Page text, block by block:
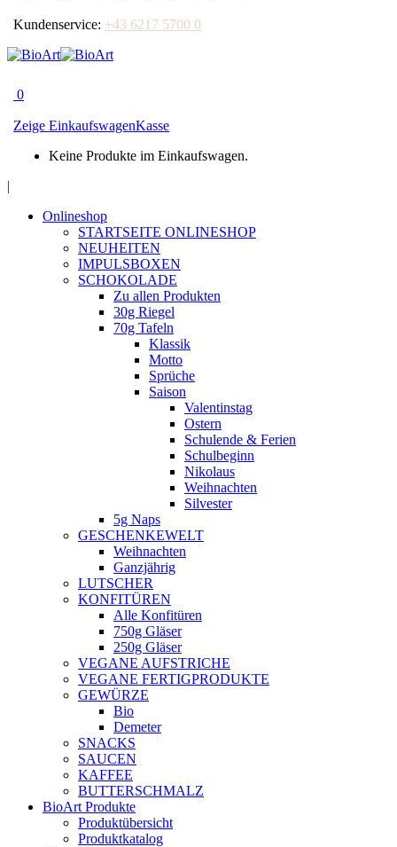
Kundenservice: +43 6217 5700 0
0
Zeige EinkaufswagenKasse
Keine Produkte im Einkaufswagen.
opens
|
Onlineshop
STARTSEITE ONLINESHOP
NEUHEITEN
IMPULSBOXEN
SCHOKOLADE
Zu allen Produkten
30g Riegel
70g Tafeln
Klassik
Motto
Sprüche
Saison
Valentinstag
Ostern
Schulende & Ferien
Schulbeginn
Nikolaus
Weihnachten
Silvester
5g Naps
GESCHENKEWELT
Weihnachten
Ganzjährig
LUTSCHER
KONFITÜREN
Alle Konfitüren
750g Gläser
250g Gläser
VEGANE AUFSTRICHE
VEGANE FERTIGPRODUKTE
GEWÜRZE
Bio
Demeter
SNACKS
SAUCEN
KAFFEE
BUTTERSCHMALZ
BioArt Produkte
Produktübersicht
Produktkatalog